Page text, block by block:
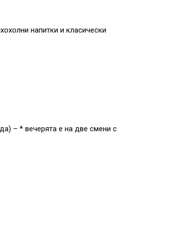
напитки и класически
– * вечерята е на две смени с